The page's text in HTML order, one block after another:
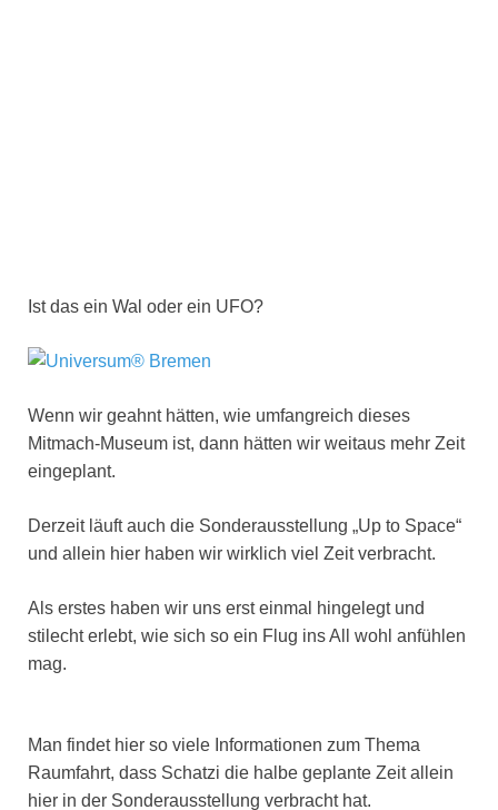
Ist das ein Wal oder ein UFO?
Wenn wir geahnt hätten, wie umfangreich dieses
Mitmach-Museum ist, dann hätten wir weitaus mehr Zeit
eingeplant.
Derzeit läuft auch die Sonderausstellung „Up to Space“
und allein hier haben wir wirklich viel Zeit verbracht.
Als erstes haben wir uns erst einmal hingelegt und
stilecht erlebt, wie sich so ein Flug ins All wohl anfühlen
mag.
Man findet hier so viele Informationen zum Thema
Raumfahrt, dass Schatzi die halbe geplante Zeit allein
hier in der Sonderausstellung verbracht hat.